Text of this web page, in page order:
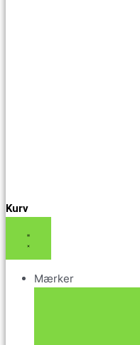
Kurv
Mærker